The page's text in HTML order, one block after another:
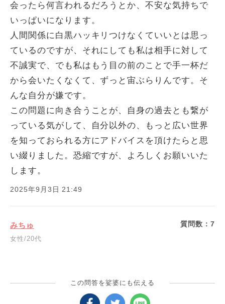
会ったら何言われるだろうとか、不安な気持ちで
いっぱいになります。
人間関係に白黒ハッキリつけなくていいとは思っ
ているのですが、それにしても私は相手に対して
不誠実で、でも私はもう目の前のことで手一杯だ
から会いたくなくて、ずっと宙ぶらりんです。そ
んな自分が嫌です。
この問題に向き合うことが、自身の過去とも繋が
っている気がして、自分以外の、もっと広い世界
を知っておられる方にアドバイスを頂けたらと思
い綴りました。恐縮ですが、よろしくお願いいた
します。
2025年9月3日 21:49
みちゅ
女性/20代
質問数：7
この問答を娑婆にも伝える